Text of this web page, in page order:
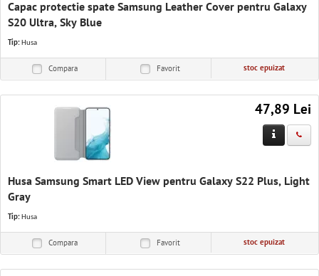
Capac protectie spate Samsung Leather Cover pentru Galaxy
S20 Ultra, Sky Blue
Tip: Husa
Compara Favorit stoc epuizat
47,89 Lei
Husa Samsung Smart LED View pentru Galaxy S22 Plus, Light
Gray
Tip: Husa
Compara Favorit stoc epuizat